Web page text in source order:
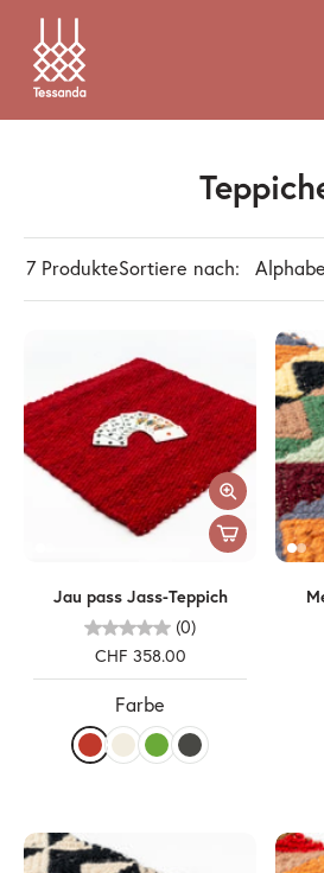
7 ProdukteSortiere nach:
Jau pass Jass-Teppich
(0)
CHF 358.00
Farbe